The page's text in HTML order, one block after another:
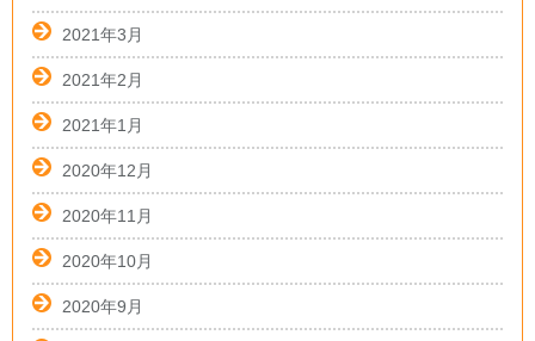
2021年3月
2021年2月
2021年1月
2020年12月
2020年11月
2020年10月
2020年9月